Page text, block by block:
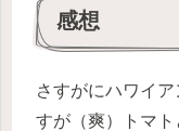
感想
さすがにハワイ
すが（爽）トマ